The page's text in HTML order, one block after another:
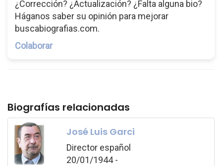
¿Corrección? ¿Actualización? ¿Falta alguna bio?
Háganos saber su opinión para mejorar
buscabiografias.com.
Colaborar
Biografías relacionadas
José Luis Garci
Director español
20/01/1944 -